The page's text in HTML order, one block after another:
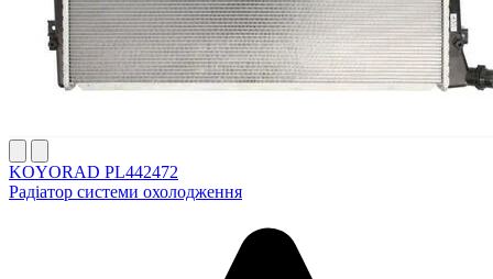
KOYORAD PL442472
Радіатор системи охолодження